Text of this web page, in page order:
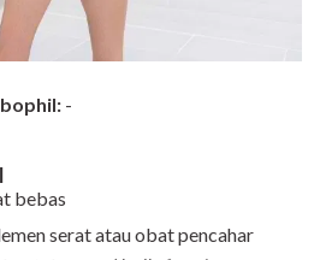
-
bebas
serat atau obat pencahar